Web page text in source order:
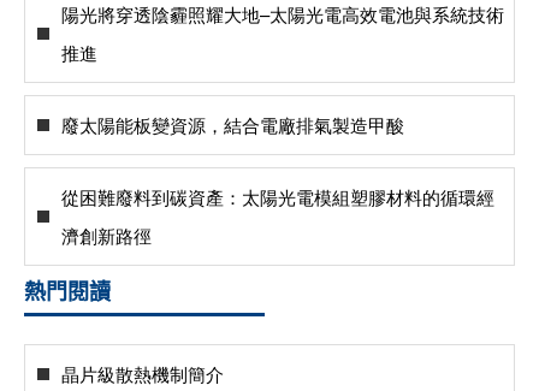
陽光將穿透陰霾照耀大地–太陽光電高效電池與系統技術
推進
廢太陽能板變資源，結合電廠排氣製造甲酸
從困難廢料到碳資產：太陽光電模組塑膠材料的循環經
濟創新路徑
熱門閱讀
晶片級散熱機制簡介